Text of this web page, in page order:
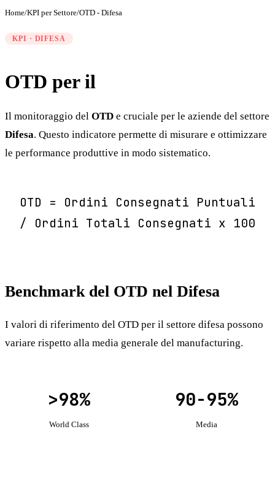
Home/KPI per Settore/OTD - Difesa
KPI · DIFESA
OTD per il
Il monitoraggio del OTD e cruciale per le aziende del settore
Difesa. Questo indicatore permette di misurare e ottimizzare
le performance produttive in modo sistematico.
OTD = Ordini Consegnati Puntuali
/ Ordini Totali Consegnati x 100
Benchmark del OTD nel Difesa
I valori di riferimento del OTD per il settore difesa possono
variare rispetto alla media generale del manufacturing.
>98%
World Class
90-95%
Media